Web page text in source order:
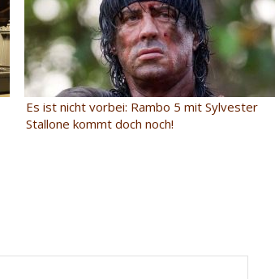
Es ist nicht vorbei: Rambo 5 mit Sylvester
Stallone kommt doch noch!